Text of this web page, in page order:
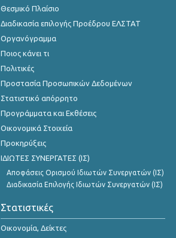
Θεσμικό Πλαίσιο
Διαδικασία επιλογής Προέδρου ΕΛΣΤΑΤ
Οργανόγραμμα
Ποιος κάνει τι
Πολιτικές
Προστασία Προσωπικών Δεδομένων
Στατιστικό απόρρητο
Προγράμματα και Εκθέσεις
Οικονομικά Στοιχεία
Προκηρύξεις
ΙΔΙΩΤΕΣ ΣΥΝΕΡΓΑΤΕΣ (ΙΣ)
Αποφάσεις Ορισμού Ιδιωτών Συνεργατών (ΙΣ)
Διαδικασία Επιλογής Ιδιωτών Συνεργατών (ΙΣ)
Στατιστικές
Οικονομία, Δείκτες